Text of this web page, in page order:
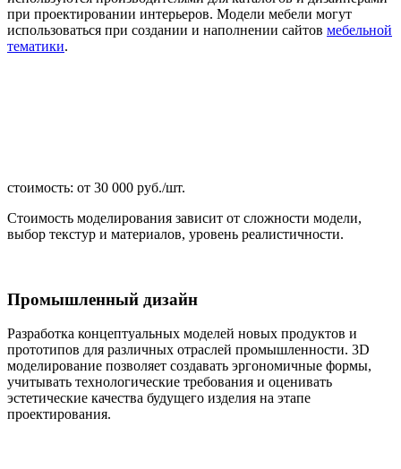
при проектировании интерьеров. Модели мебели могут
использоваться при создании и наполнении сайтов мебельной
тематики.
стоимость: от 30 000 руб./шт.
Стоимость моделирования зависит от сложности модели,
выбор текстур и материалов, уровень реалистичности.
Промышленный дизайн
Разработка концептуальных моделей новых продуктов и
прототипов для различных отраслей промышленности. 3D
моделирование позволяет создавать эргономичные формы,
учитывать технологические требования и оценивать
эстетические качества будущего изделия на этапе
проектирования.